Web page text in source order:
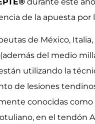
de la apuesta por
de México,
del medio
utilizando la
de lesiones
conocidas como
en el tendón